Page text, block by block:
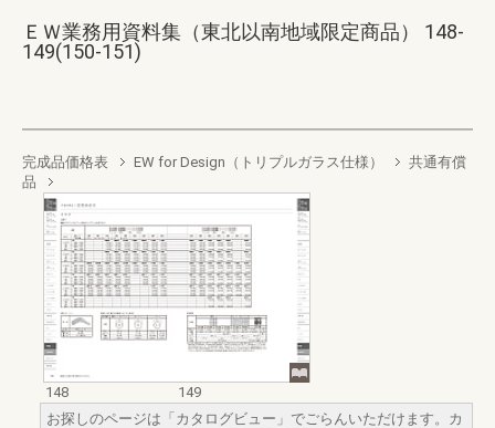
ＥＷ業務用資料集（東北以南地域限定商品） 148-
149(150-151)
完成品価格表 EW for Design（トリプルガラス仕様）
共通有償
品
148
149
お探しのページは「カタログビュー」でごらんいただけます。カ